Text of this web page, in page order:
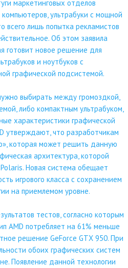
маркетинговых отделов
ультрабуки с мощной
всего лишь попытка рекламистов
Об этом заявила
готовит новое решение для
и ноутбуков с
графической подсистемой.
выбирать между громоздкой,
либо компактным ультрабуком,
характеристики графической
утверждают, что разработчикам
которая может решить данную
архитектура, которой
Новая система обещает
игрового класса с сохранением
на приемлемом уровне.
тестов, согласно которым
AMD потребляет на 61% меньше
решение GeForce GTX 950. При
обоих графических систем
Появление данной технологии